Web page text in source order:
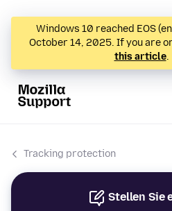
Windows 10 reached EOS
October 14, 2025. If you are
this article.
Tracking protection
Stellen Sie